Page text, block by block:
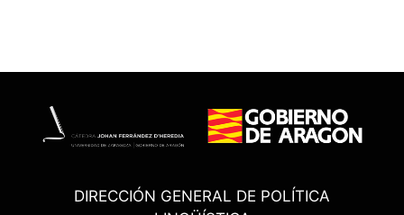
DIRECCIÓN GENERAL DE POLÍTICA